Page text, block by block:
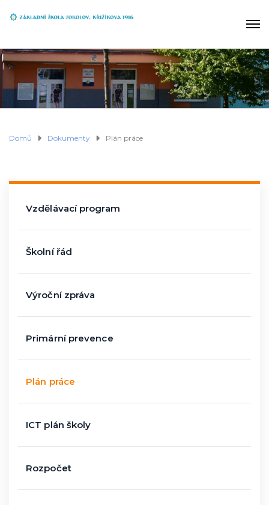
Domů Dokumenty Plán práce
Vzdělávací program
Školní řád
Výroční zpráva
Primární prevence
Plán práce
ICT plán školy
Rozpočet